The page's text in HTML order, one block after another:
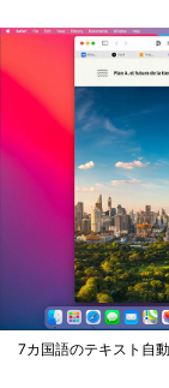
7カ国語のテキスト自